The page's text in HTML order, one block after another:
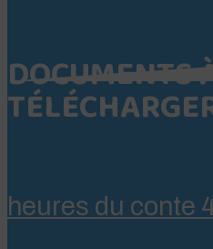
DOCUMENTS
heures du conte